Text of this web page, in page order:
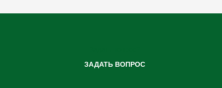
ЗАДАТЬ ВОПРОС